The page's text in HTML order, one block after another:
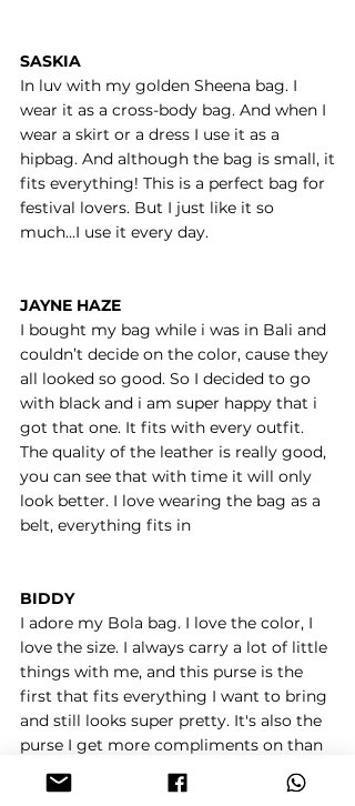
SASKIA
In luv with my golden Sheena bag. I
wear it as a cross-body bag. And when I
wear a skirt or a dress I use it as a
hipbag. And although the bag is small, it
fits everything! This is a perfect bag for
festival lovers. But I just like it so
much...I use it every day.
JAYNE HAZE
I bought my bag while i was in Bali and
couldn’t decide on the color, cause they
all looked so good. So I decided to go
with black and i am super happy that i
got that one. It fits with every outfit.
The quality of the leather is really good,
you can see that with time it will only
look better. I love wearing the bag as a
belt, everything fits in
BIDDY
I adore my Bola bag. I love the color, I
love the size. I always carry a lot of little
things with me, and this purse is the
first that fits everything I want to bring
and still looks super pretty. It's also the
purse I get more compliments on than
with any other purse I've ever had (and
believe me, I own a lot!). The quality is